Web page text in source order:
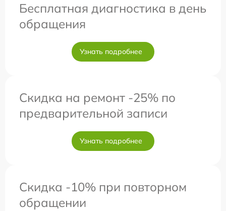
Бесплатная диагностика в день
обращения
Узнать подробнее
Скидка на ремонт -25% по
предварительной записи
Узнать подробнее
Скидка -10% при повторном
обращении